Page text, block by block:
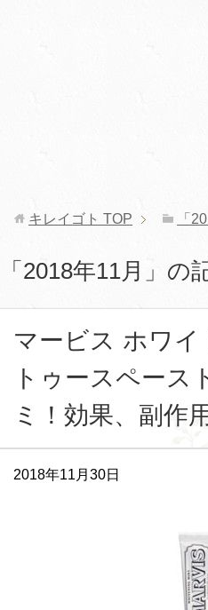
キレイゴト TOP 「
「2018年11月」の
マービス ホワイ
トゥースペース
ミ！効果、副作
2018年11月30日